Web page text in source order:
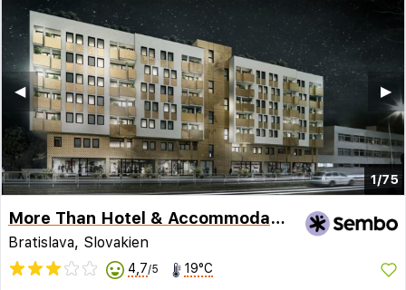
1/75
▶︎
◀︎
More Than Hotel & Accommodation
Bratislava, Slovakien
4,7/5 19°C